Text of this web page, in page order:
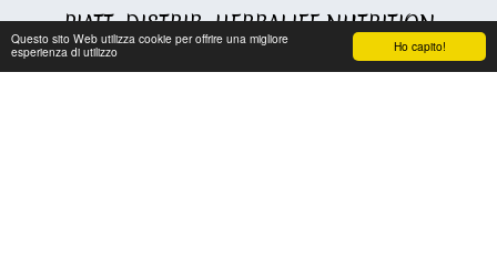
Ho capito!
Questo sito Web utilizza cookie per offrire una migliore
esperienza di utilizzo
PIATT. DISTRIB. HERBALIFE NUTRITION
Copyright © 2026 Tutti i diritti riservati
Condizioni|Privacy